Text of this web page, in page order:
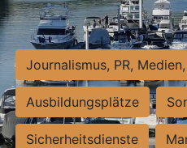
Journalismus, PR,
Ausbildungsplätze
Sicherheitsdienste